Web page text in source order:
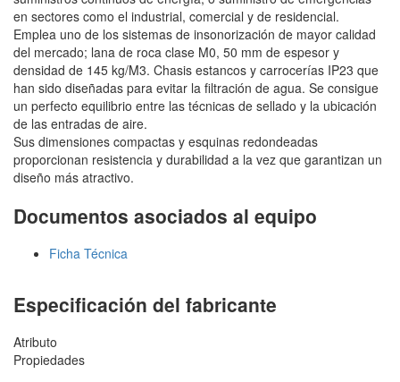
en sectores como el industrial, comercial y de residencial.
Emplea uno de los sistemas de insonorización de mayor calidad
del mercado; lana de roca clase M0, 50 mm de espesor y
densidad de 145 kg/M3. Chasis estancos y carrocerías IP23 que
han sido diseñadas para evitar la filtración de agua. Se consigue
un perfecto equilibrio entre las técnicas de sellado y la ubicación
de las entradas de aire.
Sus dimensiones compactas y esquinas redondeadas
proporcionan resistencia y durabilidad a la vez que garantizan un
diseño más atractivo.
Documentos asociados al equipo
Ficha Técnica
Especificación del fabricante
Atributo
Propiedades